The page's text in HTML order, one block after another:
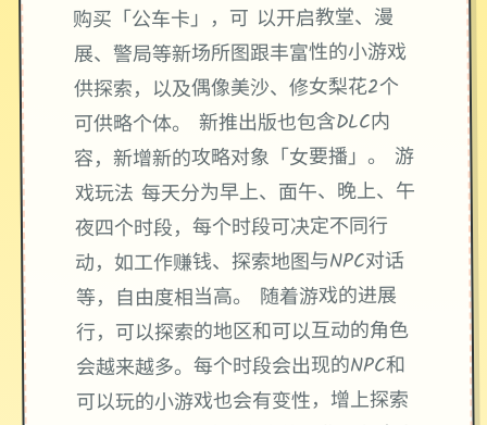
购买「公车卡」，可 以开启教堂、漫
展、警局等新场所图跟丰富性的小游戏
供探索，以及偶像美沙、修女梨花2个
可供略个体。 新推出版也包含DLC内
容，新增新的攻略对象「女要播」。 游
戏玩法 每天分为早上、面午、晚上、午
夜四个时段，每个时段可决定不同行
动，如工作赚钱、探索地图与NPC对话
等，自由度相当高。 随着游戏的进展
行，可以探索的地区和可以互动的角色
会越来越多。每个时段会出现的NPC和
可以玩的小游戏也会有变性，增上探索